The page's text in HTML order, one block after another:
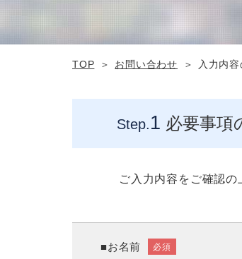
TOP お問い合わせ 入力内
Step.1 必要事項
ご入力内容をご確認
■お名前 必須